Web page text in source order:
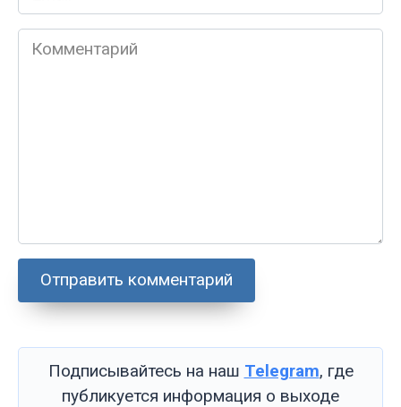
*
Комментарий
Подписывайтесь на наш Telegram, где
публикуется информация о выходе